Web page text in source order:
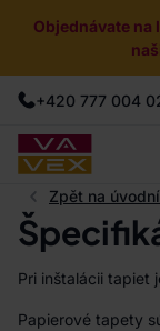
Objednávate
+420 777 004
Zpět na
Pri inštalácii tapiet
Papierové tapety